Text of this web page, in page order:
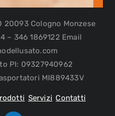
20093 Cologno Monzese
– 346 1869122 Email
PI: 09327940962
MI889433V
Servizi Contatti